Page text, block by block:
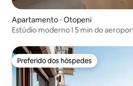
Apartamento ⋅ Otopeni
Estúdio moderno I 5 min do
Preferido dos hóspedes
Preferido dos hóspedes